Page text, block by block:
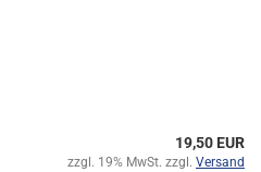
19,50 EUR
zzgl. 19% MwSt. zzgl. Versand